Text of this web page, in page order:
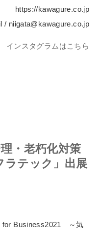
https://kawagure.co.jp
/ niigata@kawagure.co.jp
インスタグラムはこちら
・老朽化対策
テック」出展
Business2021 ～気